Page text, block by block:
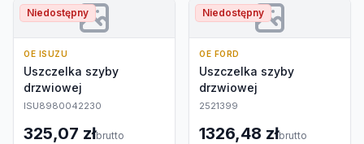
Niedostępny
OE ISUZU
Uszczelka szyby
drzwiowej
ISU8980042230
325,07 złbrutto
Niedostępny
OE FORD
Uszczelka szyby
drzwiowej
2521399
1326,48 złbrutto